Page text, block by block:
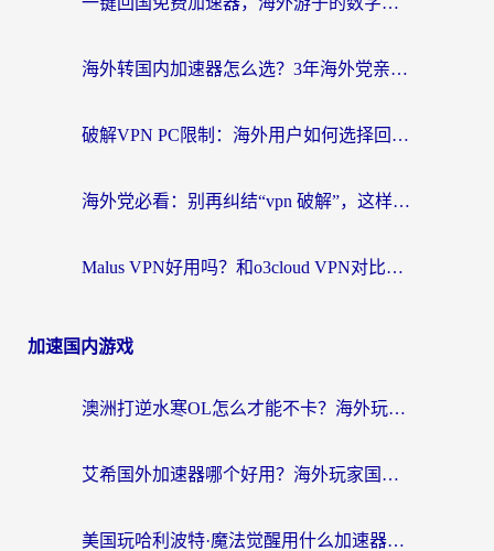
海外转国内加速器怎么选？3年海外党亲测指南，无缝刷剧玩游戏不再难
破解VPN PC限制：海外用户如何选择回国加速器实现无缝访问国内资源
海外党必看：别再纠结“vpn 破解”，这样选回国加速器才能真正无缝访问国内资源
Malus VPN好用吗？和o3cloud VPN对比哪个回国效果更好？
加速国内游戏
澳洲打逆水寒OL怎么才能不卡？海外玩家国服游戏加速终极指南（附梦幻模拟战地铁跑酷解决办法）
艾希国外加速器哪个好用？海外玩家国服游戏畅玩终极指南（附欧洲玩鸣潮街头篮球实测）
美国玩哈利波特·魔法觉醒用什么加速器？告别延迟的终极指南（含免费QQ炫舞方案+印尼妄想山海秘籍）